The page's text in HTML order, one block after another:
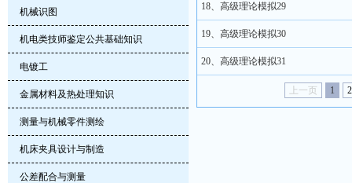
机械识图
机电类技师鉴定公共基础知识
电镀工
金属材料及热处理知识
测量与机械零件测绘
机床夹具设计与制造
公差配合与测量
18、高级理论模拟29
19、高级理论模拟30
20、高级理论模拟31
上一页 1 2